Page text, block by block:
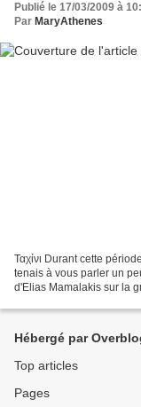
Publié le 17/03/2009 à
Par MaryAthenes
Ταχίνι Durant cette
tenais à vous parler un
d'Elias Mamalakis sur la
Hébergé par
Top articles
Pages